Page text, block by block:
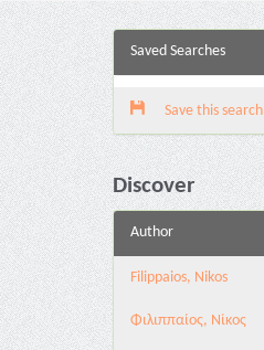
Saved Searches
Save this search
Discover
Author
Filippaios, Nikos
Φιλιππαίος, Νίκος